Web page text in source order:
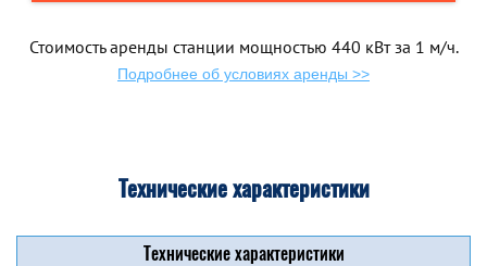
Стоимость аренды станции мощностью 440 кВт за 1 м/ч.
Подробнее об условиях аренды >>
Технические характеристики
Технические характеристики